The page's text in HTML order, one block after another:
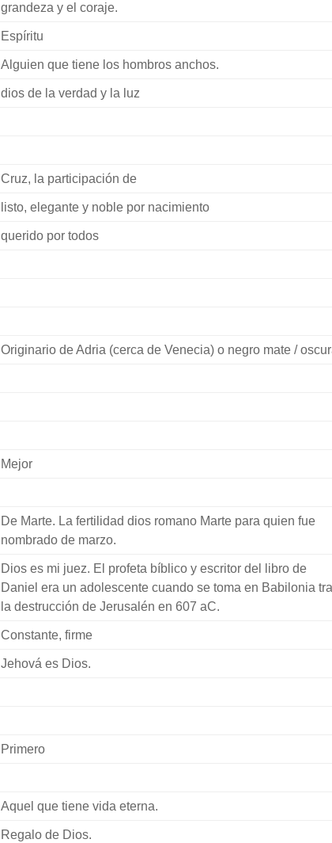
grandeza y el coraje.
Espíritu
Alguien que tiene los hombros anchos.
dios de la verdad y la luz
Cruz, la participación de
listo, elegante y noble por nacimiento
querido por todos
Originario de Adria (cerca de Venecia) o negro mate /
Mejor
De Marte. La fertilidad dios romano Marte para quien fue
nombrado de marzo.
Dios es mi juez. El profeta bíblico y escritor del libro de
Daniel era un adolescente cuando se toma en Babilonia
la destrucción de Jerusalén en 607 aC.
Constante, firme
Jehová es Dios.
Primero
Aquel que tiene vida eterna.
Regalo de Dios.